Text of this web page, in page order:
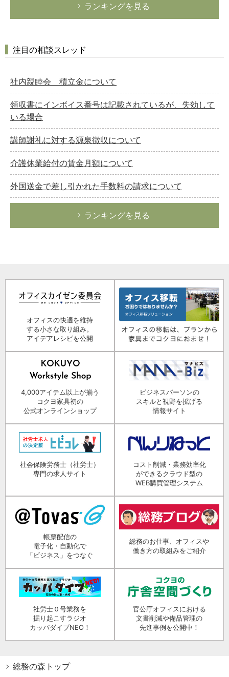
ランキングを見る
注目の相談スレッド
社内親睦会 積立金について
領収書にインボイス番号は記載されているが、失効して
いる場合
講師謝礼に対する源泉徴収について
介護休業給付の賃金月額について
外国送金で差し引かれた手数料の請求について
ランキングを見る
オフィスの快適を維持
する小さな取り組み。
アイデアレシピを公開
4,000アイテム以上が揃う
コクヨ家具初の
公式オンラインショップ
ビジネスパーソンの
スキルと視野を拡げる
情報サイト
社会保険労務士（社労士）
専門の求人サイト
コスト削減・業務効率化
ができるクラウド型の
WEB購買管理システム
帳票配信の
電子化・自動化で
「ビジネス」をつなぐ
総務のお仕事、オフィスや
働き方の取組みをご紹介
社労士０号業務を
掘り起こすラジオ
カッパダイブNEO！
官公庁オフィスにおける
文書削減や備品管理の
先進事例を公開中！
総務の森トップ